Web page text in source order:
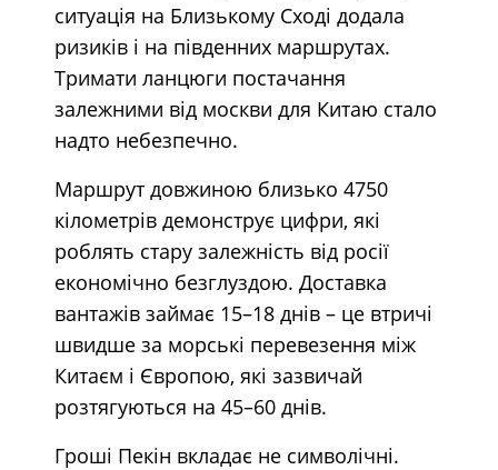
ситуація на Близькому Сході додала
ризиків і на південних маршрутах.
Тримати ланцюги постачання
залежними від москви для Китаю стало
надто небезпечно.
Маршрут довжиною близько 4750
кілометрів демонструє цифри, які
роблять стару залежність від росії
економічно безглуздою. Доставка
вантажів займає 15–18 днів – це втричі
швидше за морські перевезення між
Китаєм і Європою, які зазвичай
розтягуються на 45–60 днів.
Гроші Пекін вкладає не символічні.